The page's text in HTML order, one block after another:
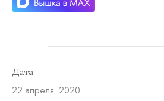
Дата
22 апреля 2020